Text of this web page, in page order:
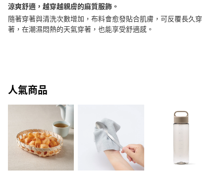
涼爽舒適，越穿越親膚的麻質服飾。
隨著穿著與清洗次數增加，布料會愈發貼合肌膚，可反覆長久穿
著，在潮濕悶熱的天氣穿著，也能享受舒適感。
人氣商品